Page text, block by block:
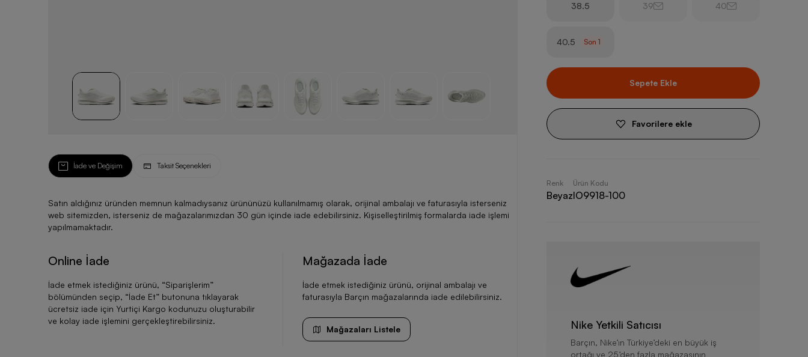
İade ve Değişim Taksit Seçenekleri
Satın aldığınız üründen memnun kalmadıysanız ürününüzü kullanılmamış olarak, orijinal ambalajı ve faturasıyla isterseniz
web sitemizden, isterseniz de mağazalarımızdan 30 gün içinde iade edebilirsiniz. Kişiselleştirilmiş formalarda iade işlemi
yapılmamaktadır.
Online İade
İade etmek istediğiniz ürünü, “Siparişlerim”
bölümünden seçip, “İade Et” butonuna tıklayarak
ücretsiz iade için Yurtiçi Kargo kodunuzu oluşturabilir
ve kolay iade işlemini gerçekleştirebilirsiniz.
Mağazada İade
İade etmek istediğiniz ürünü, orijinal ambalajı ve
faturasıyla Barçın mağazalarında iade edilebilirsiniz.
Mağazaları Listele
38.5 39 40
40.5 Son 1
Sepete Ekle
Favorilere ekle
Renk
Beyaz
Ürün Kodu
IO9918-100
Nike Yetkili Satıcısı
Barçın, Nike’ın Türkiye’deki en büyük iş
ortağı ve 25’den fazla mağazasının